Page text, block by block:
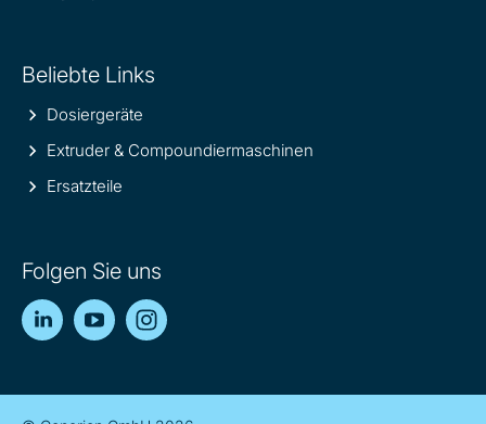
Beliebte Links
Dosiergeräte
Extruder & Compoundiermaschinen
Ersatzteile
Folgen Sie uns
LinkedInYouTube